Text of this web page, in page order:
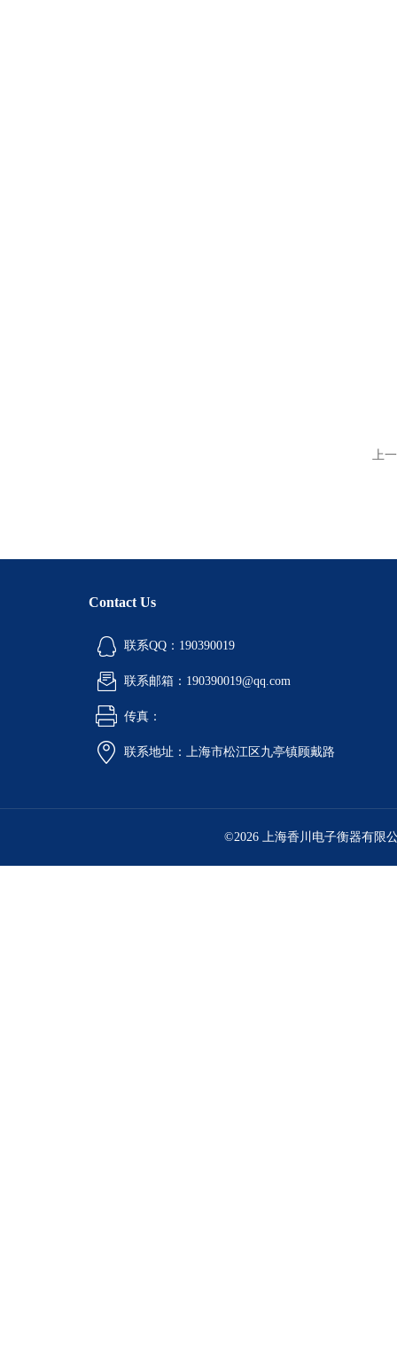
上
Contact Us
联系QQ：190390019
联系邮箱：190390019@qq.com
传真：
联系地址：上海市松江区九亭镇顾戴路
©2026 上海香川电子衡器有限